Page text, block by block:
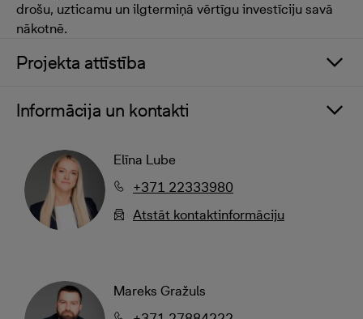
drošu, uzticamu un ilgtermiņā vērtīgu investīciju savā
nākotnē.
Projekta attīstība
Informācija un kontakti
Elīna Lube
+371 22333980
Atstāt kontaktinformāciju
Mareks Gražuls